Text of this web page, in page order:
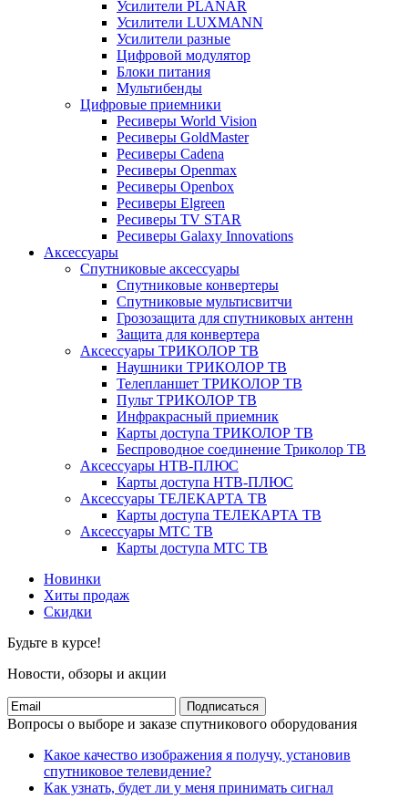
Усилители PLANAR
Усилители LUXMANN
Усилители разные
Цифровой модулятор
Блоки питания
Мультибенды
Цифровые приемники
Ресиверы World Vision
Ресиверы GoldMaster
Ресиверы Cadena
Ресиверы Openmax
Ресиверы Openbox
Ресиверы Elgreen
Ресиверы TV STAR
Ресиверы Galaxy Innovations
Аксессуары
Спутниковые аксессуары
Спутниковые конвертеры
Спутниковые мультисвитчи
Грозозащита для спутниковых антенн
Защита для конвертера
Аксессуары ТРИКОЛОР ТВ
Наушники ТРИКОЛОР ТВ
Телепланшет ТРИКОЛОР ТВ
Пульт ТРИКОЛОР ТВ
Инфракрасный приемник
Карты доступа ТРИКОЛОР ТВ
Беспроводное соединение Триколор ТВ
Аксессуары НТВ-ПЛЮС
Карты доступа НТВ-ПЛЮС
Аксессуары ТЕЛЕКАРТА ТВ
Карты доступа ТЕЛЕКАРТА ТВ
Аксессуары МТС ТВ
Карты доступа МТС ТВ
Новинки
Хиты продаж
Скидки
Будьте в курсе!
Новости, обзоры и акции
Подписаться
Вопросы о выборе и заказе спутникового оборудования
Какое качество изображения я получу, установив
спутниковое телевидение?
Как узнать, будет ли у меня принимать сигнал